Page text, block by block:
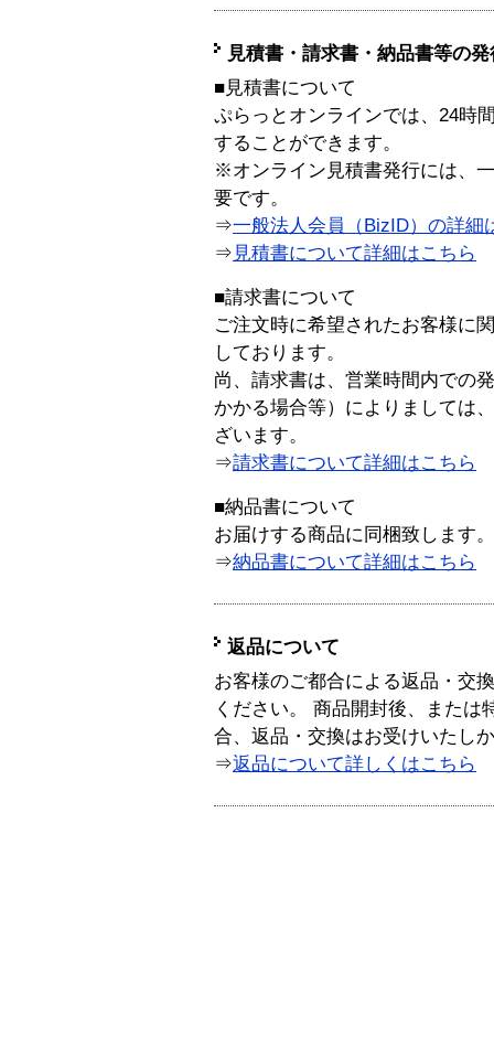
見積書・請求書・納品書等の
■見積書について
ぷらっとオンラインでは、24時
することができます。
※オンライン見積書発行には、
要です。
⇒一般法人会員（BizID）の詳細
⇒ 見積書について詳細はこちら
■請求書について
ご注文時に希望されたお客様に
しております。
尚、請求書は、営業時間内での
かかる場合等）によりましては
ざいます。
⇒請求書について詳細はこちら
■納品書について
お届けする商品に同梱致します。
⇒納品書について詳細はこちら
返品について
お客様のご都合による返品・交
ください。 商品開封後、または
合、返品・交換はお受けいたし
⇒返品について詳しくはこちら